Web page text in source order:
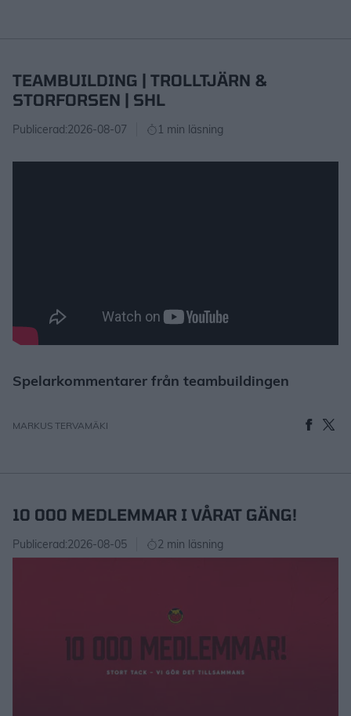
TEAMBUILDING | TROLLTJÄRN &
STORFORSEN | SHL
Publicerad:2026-08-07 1 min läsning
Spelarkommentarer från teambuildingen
MARKUS TERVAMÄKI
10 000 MEDLEMMAR I VÅRAT GÄNG!
Publicerad:2026-08-05 2 min läsning